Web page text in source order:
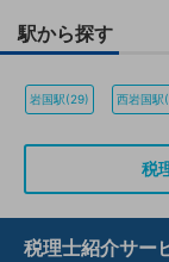
駅から探す
岩国駅(29) 西岩国駅
税
税理士紹介サー